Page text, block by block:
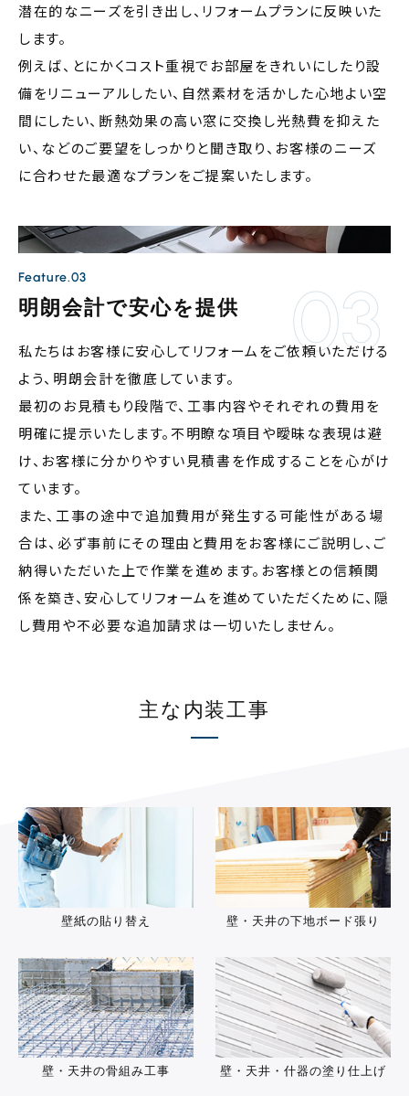
潜在的なニーズを引き出し、リフォームプランに反映いた
します。
例えば、とにかくコスト重視でお部屋をきれいにしたり設
備をリニューアルしたい、自然素材を活かした心地よい空
間にしたい、断熱効果の高い窓に交換し光熱費を抑えた
い、などのご要望をしっかりと聞き取り、お客様のニーズ
に合わせた最適なプランをご提案いたします。
Feature.03
明朗会計で安心を提供
私たちはお客様に安心してリフォームをご依頼いただける
よう、明朗会計を徹底しています。
最初のお見積もり段階で、工事内容やそれぞれの費用を
明確に提示いたします。不明瞭な項目や曖昧な表現は避
け、お客様に分かりやすい見積書を作成することを心がけ
ています。
また、工事の途中で追加費用が発生する可能性がある場
合は、必ず事前にその理由と費用をお客様にご説明し、ご
納得いただいた上で作業を進めます。お客様との信頼関
係を築き、安心してリフォームを進めていただくために、隠
し費用や不必要な追加請求は一切いたしません。
主な内装工事
壁紙の貼り替え 壁・天井の下地ボード張り
壁・天井の骨組み工事 壁・天井・什器の塗り仕上げ